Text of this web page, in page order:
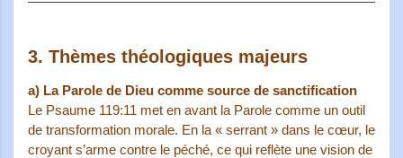
3. Thèmes théologiques majeurs
a) La Parole de Dieu comme source de sanctification
Le Psaume 119:11 met en avant la Parole comme un outil
de transformation morale. En la « serrant » dans le cœur, le
croyant s’arme contre le péché, ce qui reflète une vision de